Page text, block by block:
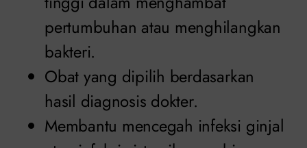
pertumbuhan atau menghilangkan
bakteri.
Obat yang dipilih berdasarkan
hasil diagnosis dokter.
Membantu mencegah infeksi ginjal